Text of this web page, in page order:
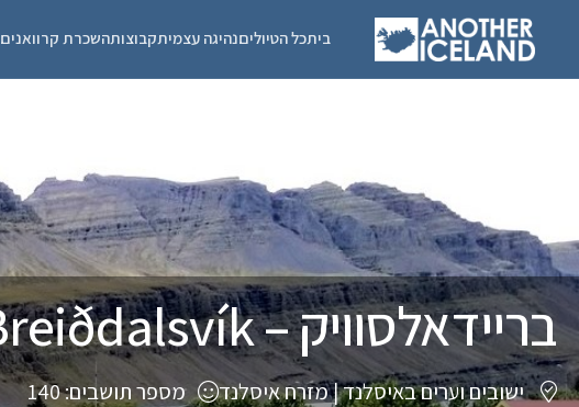
ביתכל הטיוליםנהיגה עצמיתקבוצותהשכרת קרוואנים
בריידאלסוויק – Breiðdalsvík
ישובים וערים באיסלנד|מזרח איסלנד מספר תושבים: 140